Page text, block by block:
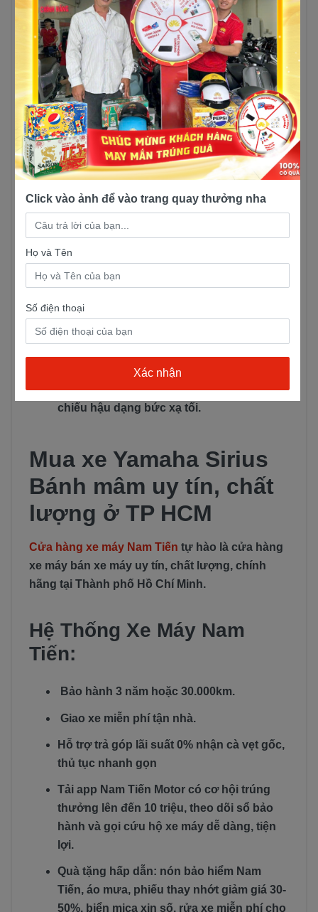
cái tên “Xe số tiết kiệm nhiên liệu số 2 Việt
Nam”, xe tiêu thụ ở khoảng 1,57L/ 100km
3. Tiện ích, tính năng
Yamaha Sirius FI bánh
mâm
Nằm trong phân khúc xe số phổ thông,Sirius FI
bánh mâmsẽ đáp ứng những tiện ích cơ bản
của một chiếc xe số. Ngoài ra, xe còn có những
vừa một mũ bảo hiểm nửa đầu và một số
vật dụng cần thiết khác
Bánh mâm: bánh mâm 17 inch làm từ hộp
kim nhôm sẽ tăng tính thẩm mỹ và tăng sự
an toàn trong quá trình lái
Đèn xi nhan: loại đèn được sử dụng là loại
đèn xi nhan phản quang đa diện và đèn
chiếu hậu dạng bức xạ tối.
Mua xe Yamaha Sirius
Bánh mâm uy tín, chất
lượng ở TP HCM
Cửa hàng xe máy Nam Tiến tự hào là cửa hàng
xe máy bán xe máy uy tín, chất lượng, chính
hãng tại Thành phố Hồ Chí Minh.
Hệ Thống Xe Máy Nam
Tiến:
Bảo hành 3 năm hoặc 30.000km.
Giao xe miễn phí tận nhà.
Hỗ trợ trả góp lãi suất 0% nhận cà vẹt gốc,
thủ tục nhanh gọn
Tải app Nam Tiến Motor có cơ hội trúng
thưởng lên đến 10 triệu, theo dõi sổ bảo
hành và gọi cứu hộ xe máy dễ dàng, tiện
lợi.
Quà tặng hấp dẫn: nón bảo hiểm Nam
Tiến, áo mưa, phiếu thay nhớt giảm giá 30-
50%, biển mica xin số, rửa xe miễn phí cho
Click vào ảnh để vào trang quay thưởng nha
Họ và Tên
Số điện thoại